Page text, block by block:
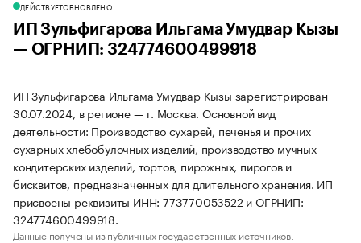
ДЕЙСТВУЕТОБНОВЛЕНО
ИП Зульфигарова Ильгама Умудвар Кызы
— ОГРНИП: 324774600499918
ИП Зульфигарова Ильгама Умудвар Кызы зарегистрирован
30.07.2024, в регионе — г. Москва. Основной вид
деятельности: Производство сухарей, печенья и прочих
сухарных хлебобулочных изделий, производство мучных
кондитерских изделий, тортов, пирожных, пирогов и
бисквитов, предназначенных для длительного хранения. ИП
присвоены реквизиты ИНН: 773770053522 и ОГРНИП:
324774600499918.
Данные получены из публичных государственных источников.